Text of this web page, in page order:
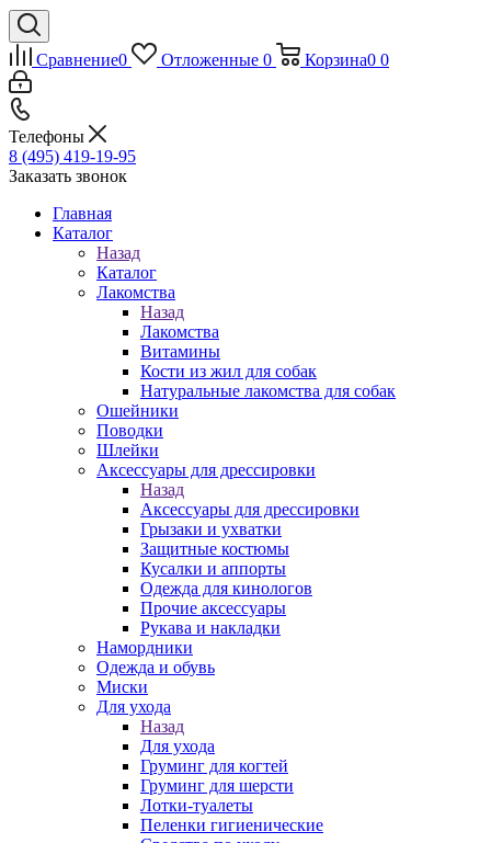
Сравнение0 Отложенные 0 Корзина0 0
Телефоны
8 (495) 419-19-95
Заказать звонок
Главная
Каталог
Назад
Каталог
Лакомства
Назад
Лакомства
Витамины
Кости из жил для собак
Натуральные лакомства для собак
Ошейники
Поводки
Шлейки
Аксессуары для дрессировки
Назад
Аксессуары для дрессировки
Грызаки и ухватки
Защитные костюмы
Кусалки и аппорты
Одежда для кинологов
Прочие аксессуары
Рукава и накладки
Намордники
Одежда и обувь
Миски
Для ухода
Назад
Для ухода
Груминг для когтей
Груминг для шерсти
Лотки-туалеты
Пеленки гигиенические